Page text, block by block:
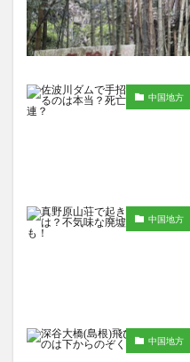
中国地方
中国地方
中国地方